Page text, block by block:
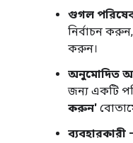
গুগল
নির্বাচন
করুন।
অনুমোদিত
জন্য একটি
করুন'
ব্যবহারকারী